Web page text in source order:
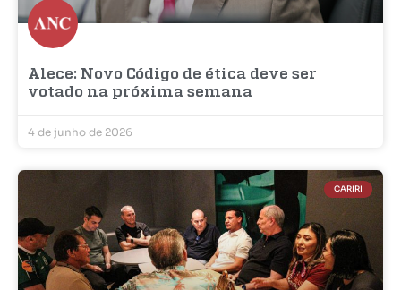
Alece: Novo Código de ética deve ser
votado na próxima semana
4 de junho de 2026
CARIRI